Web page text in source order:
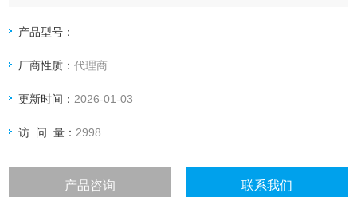
产品型号：
厂商性质：代理商
更新时间： 2026-01-03
访 问 量： 2998
产品咨询 联系我们